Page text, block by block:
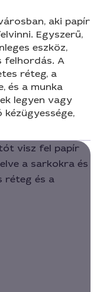
aki papír
Egyszerű,
eszköz,
felhordás. A
réteg, a
és a munka
legyen vagy